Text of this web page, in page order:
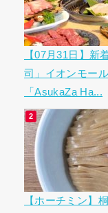
【07月31日】新
司」イオンモー
「AsukaZa Ha...
【ホーチミン】